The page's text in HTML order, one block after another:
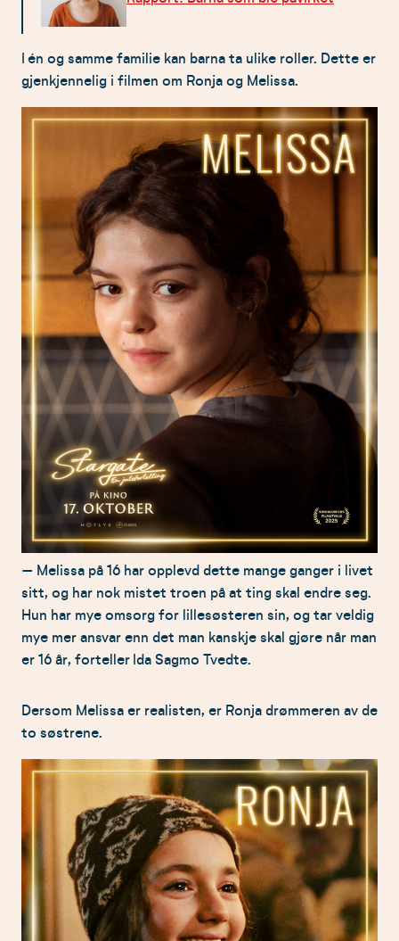
I én og samme familie kan barna ta ulike roller. Dette er
gjenkjennelig i filmen om Ronja og Melissa.
– Melissa på 16 har opplevd dette mange ganger i livet
sitt, og har nok mistet troen på at ting skal endre seg.
Hun har mye omsorg for lillesøsteren sin, og tar veldig
mye mer ansvar enn det man kanskje skal gjøre når man
er 16 år, forteller Ida Sagmo Tvedte.
Dersom Melissa er realisten, er Ronja drømmeren av de
to søstrene.